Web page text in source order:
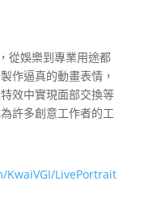
從娛樂到專業用途都
作逼真的動畫表情，
效中實現面部交換等
許多創意工作者的工
LivePortrait